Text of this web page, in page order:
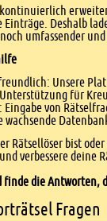
Einträge. Deshalb
umfassender
Unsere
für
von
Rätsellöser bist
verbessere
finde die Antworten,
Fragen